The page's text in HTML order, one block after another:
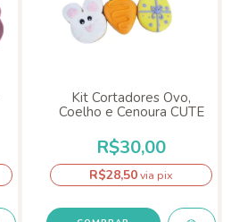
Kit Cortadores Ovo,
Coelho e Cenoura CUTE
R$30,00
R$28,50via pix